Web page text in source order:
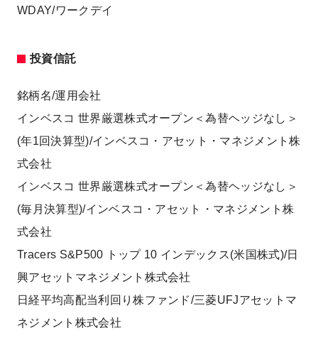
WDAY/ワークデイ
投資信託
銘柄名/運用会社
インベスコ 世界厳選株式オープン＜為替ヘッジなし＞
(年1回決算型)/インベスコ・アセット・マネジメント株
式会社
インベスコ 世界厳選株式オープン＜為替ヘッジなし＞
(毎月決算型)/インベスコ・アセット・マネジメント株
式会社
Tracers S&P500 トップ 10 インデックス(米国株式)/日
興アセットマネジメント株式会社
日経平均高配当利回り株ファンド/三菱UFJアセットマ
ネジメント株式会社